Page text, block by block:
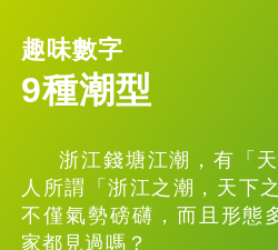
趣味數字
9種潮型
浙江錢塘江潮，有「天
人所謂「浙江之潮，天下
不僅氣勢磅礴，而且形態
家都見過嗎？